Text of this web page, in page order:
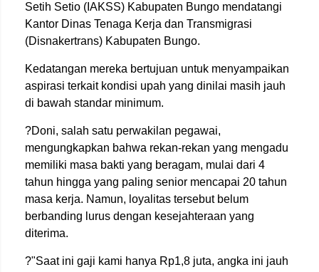
Setih Setio (IAKSS) Kabupaten Bungo mendatangi
Kantor Dinas Tenaga Kerja dan Transmigrasi
(Disnakertrans) Kabupaten Bungo.
Kedatangan mereka bertujuan untuk menyampaikan
aspirasi terkait kondisi upah yang dinilai masih jauh
di bawah standar minimum.
?Doni, salah satu perwakilan pegawai,
mengungkapkan bahwa rekan-rekan yang mengadu
memiliki masa bakti yang beragam, mulai dari 4
tahun hingga yang paling senior mencapai 20 tahun
masa kerja. Namun, loyalitas tersebut belum
berbanding lurus dengan kesejahteraan yang
diterima.
?"Saat ini gaji kami hanya Rp1,8 juta, angka ini jauh